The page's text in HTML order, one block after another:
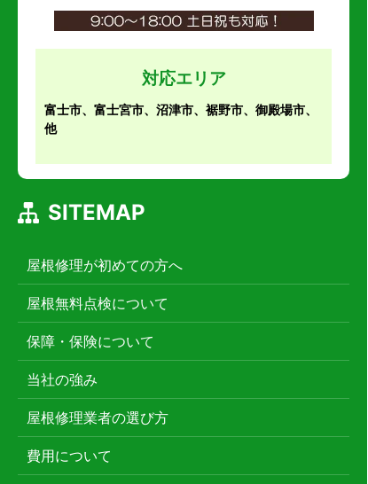
対応エリア
富士市、富士宮市、沼津市、裾野市、御殿場市、
他
SITEMAP
屋根修理が初めての方へ
屋根無料点検について
保障・保険について
当社の強み
屋根修理業者の選び方
費用について